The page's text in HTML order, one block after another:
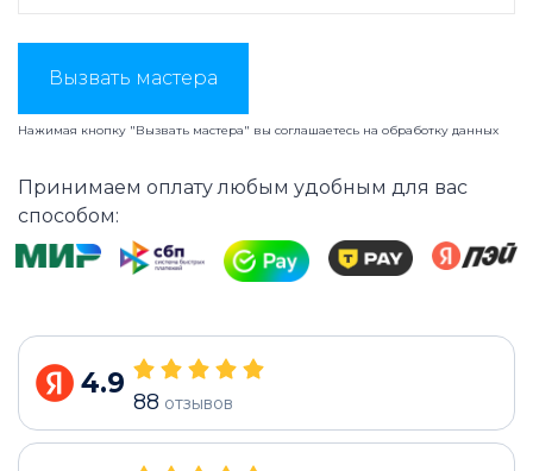
Вызвать мастера
Нажимая кнопку "Вызвать мастера" вы соглашаетесь на обработку данных
Принимаем оплату любым удобным для вас
способом:
4.9
88 отзывов